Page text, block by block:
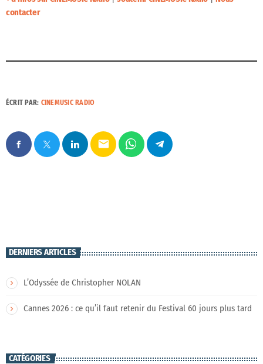
contacter
ÉCRIT PAR: CINEMUSIC RADIO
email
DERNIERS ARTICLES
L’Odyssée de Christopher NOLAN
Cannes 2026 : ce qu’il faut retenir du Festival 60 jours plus tard
CATÉGORIES